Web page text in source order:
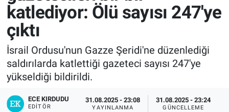
katlediyor: Ölü sayısı 247'ye
çıktı
İsrail Ordusu'nun Gazze Şeridi'ne düzenlediği
saldırılarda katlettiği gazeteci sayısı 247'ye
yükseldiği bildirildi.
ECE KIRDUDU
EDITÖR
31.08.2025 - 23:08
YAYINLANMA
31.08.2025 - 23:24
GÜNCELLEME
EĞİTİM
ÖZEL HABER
Keşfet